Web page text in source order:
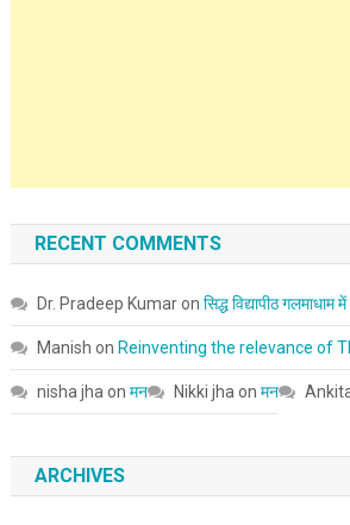
RECENT COMMENTS
Dr. Pradeep Kumaron सिद्ध विद्यापीठ
Manish on Reinventing the relevance of
nisha jhaon मन Nikki jhaon मन
ARCHIVES